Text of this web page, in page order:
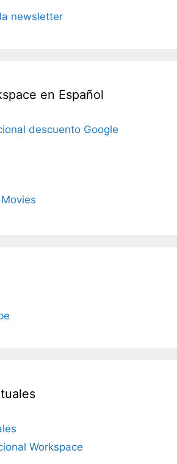
newsletter
en Español
descuento Google
Workspace